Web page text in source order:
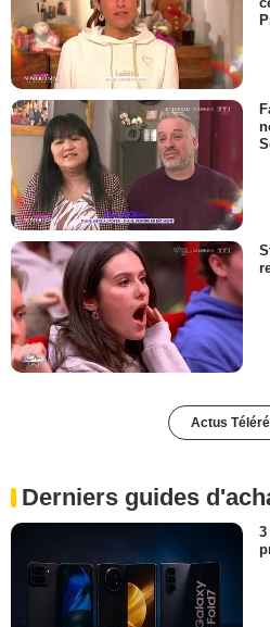
Actus
Derniers guides